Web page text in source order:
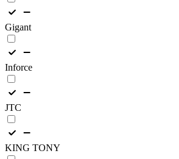
Gigant
Inforce
JTC
KING TONY